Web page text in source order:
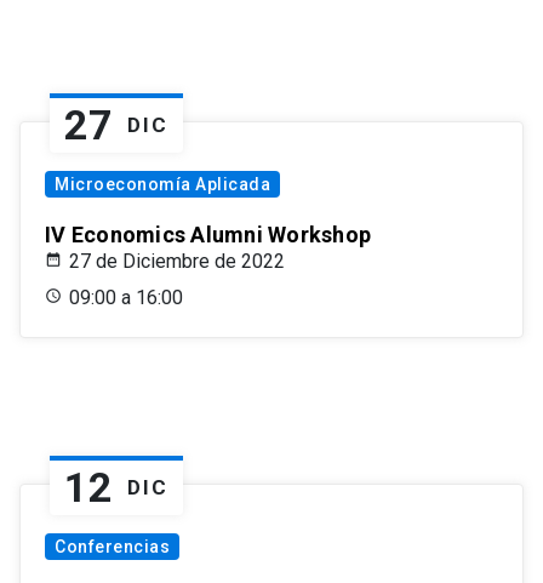
27 DIC
Microeconomía Aplicada
IV Economics Alumni Workshop
27 de Diciembre de 2022
09:00 a 16:00
12 DIC
Conferencias